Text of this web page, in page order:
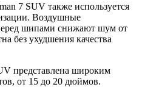
7 SUV также используется
Воздушные
шипами снижают шум от
без ухудшения качества
представлена широким
от 15 до 20 дюймов.